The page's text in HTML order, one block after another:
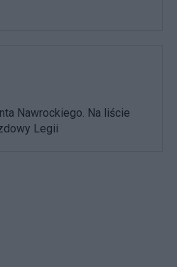
Nawrockiego. Na liście
Legii